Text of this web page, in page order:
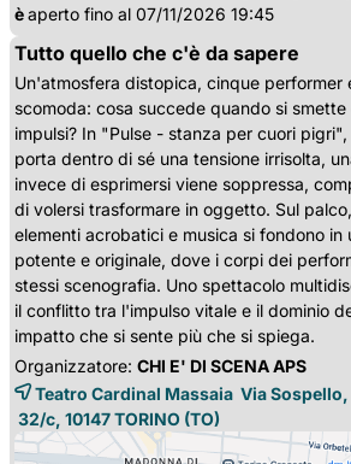
èaperto fino al 07/11/2026 19:45
Tutto quello che c'è da sapere
Un'atmosfera distopica, cinque performer
scomoda: cosa succede quando si
impulsi? In "Pulse - stanza per cuori
porta dentro di sé una tensione irrisolta,
invece di esprimersi viene soppressa,
di volersi trasformare in oggetto. Sul
elementi acrobatici e musica si fondono in
potente e originale, dove i corpi dei
stessi scenografia. Uno spettacolo
il conflitto tra l'impulso vitale e il dominio
impatto che si sente più che si spiega.
Organizzatore: CHI E' DI SCENA APS
Teatro Cardinal Massaia Via Sospello,
32/c, 10147 TORINO (TO)